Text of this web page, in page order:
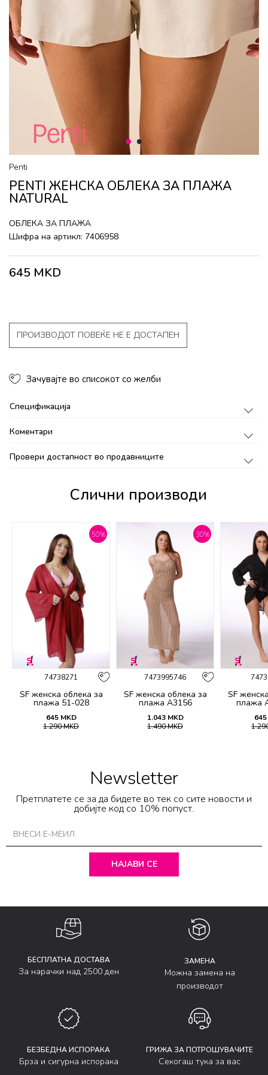
1 2
Penti
PENTI ЖЕНСКА ОБЛЕКА ЗА ПЛАЖА
NATURAL
ОБЛЕКА ЗА ПЛАЖА
Шифра на артикл: 7406958
645 MKD
ПРОИЗВОДОТ ПОВЕЌЕ НЕ Е ДОСТАПЕН
Зачувајте во списокот со желби
Спецификација
Коментари
Провери достапност во продавниците
Слични производи
50%
74738271
SF женска облека за
плажа 51-028
645 MKD
1.290MKD
30%
7473995746
SF женска облека за
плажа A3156
1.043 MKD
1.490MKD
SF
плажа
645
Newsletter
Претплатете се за да бидете во тек со сите новости и
добијте код со 10% попуст.
НАЈАВИ СЕ
БЕСПЛАТНА ДОСТАВА
За нарачки над 2500 ден
ЗАМЕНА
Можна замена на
производот
БЕЗБЕДНА ИСПОРАКА
Брза и сигурна испорака
ГРИЖА ЗА ПОТРОШУВАЧИТЕ
Секогаш тука за вас